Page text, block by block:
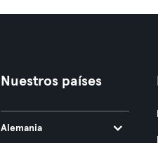
Nuestros países
Alemania